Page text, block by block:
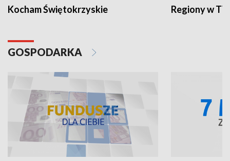
Kocham Świętokrzyskie Regiony w
GOSPODARKA